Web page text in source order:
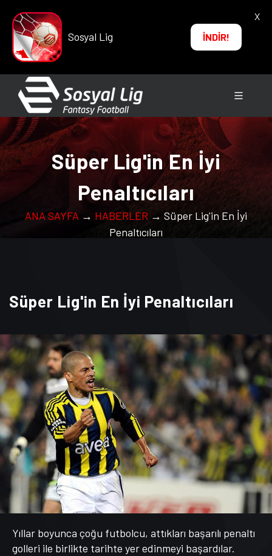
Sosyal Lig İNDİR!
X
Süper Lig'in En İyi
Penaltıcıları
ANA SAYFA → HABERLER → Süper Lig'in En İyi
Penaltıcıları
Süper Lig'in En İyi Penaltıcıları
Yıllar boyunca çoğu futbolcu, attıkları başarılı penaltı
golleri ile birlikte tarihte yer edinmeyi başardılar.